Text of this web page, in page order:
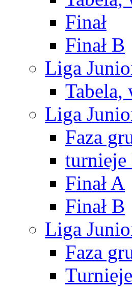
Finał
Finał B
Liga
Liga
Faza
Finał A
Finał B
Liga
Faza